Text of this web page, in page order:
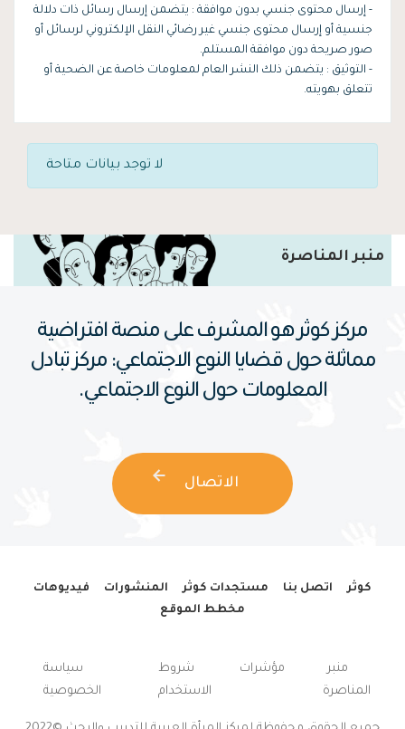
- إرسال محتوى جنسي بدون موافقة : يتضمن إرسال رسائل ذات دلالة
جنسية أو إرسال محتوى جنسي غير رضائي النقل الإلكتروني لرسائل أو
صور صريحة دون موافقة المستلم.
- التوثيق : يتضمن ذلك النشر العام لمعلومات خاصة عن الضحية أو
تتعلق بهويته.
لا توجد بيانات متاحة
منبر المناصرة
مركز كوثر هو المشرف على منصة افتراضية
مماثلة حول قضايا النوع الاجتماعي: مركز تبادل
المعلومات حول النوع الاجتماعي.
الاتصال
كوثر اتصل بنا مستجدات كوثر المنشورات
فيديوهات
مخطط الموقع
منبر
المناصرة
مؤشرات
شروط
الاستخدام
سياسة
الخصوصية